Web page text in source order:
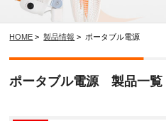
HOME >製品情報 > ポータブル電源
ポータブル電源 製品一覧